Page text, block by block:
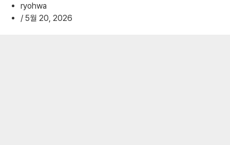
ryohwa
/ 5월 20, 2026